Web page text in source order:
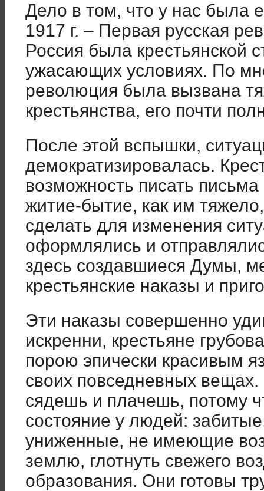
Дело в том, что у нас была
1917 г. – Первая русская
Россия была крестьянской
ужасающих условиях. По
революция была вызвана
крестьянства, его почти
После этой вспышки,
демократизировалась.
возможность писать
житие-бытие, как им
сделать для изменения
оформлялись и
здесь создавшиеся Думы,
крестьянские наказы и
Эти наказы совершенно
искренни, крестьяне
порою эпически красивым
своих повседневных
сядешь и плачешь, потому
состояние у людей:
униженные, не имеющие
землю, глотнуть свежего
образования. Они готовы